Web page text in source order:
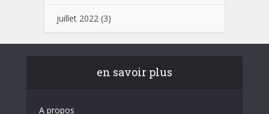
juillet 2022 (3)
en savoir plus
A propos